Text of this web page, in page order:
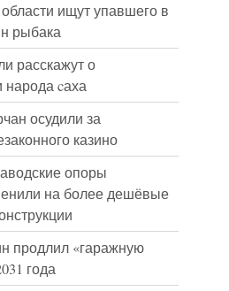
ищут упавшего в
рыбака
расскажут о
народа cаха
осудили за
казино
опоры
на более дешёвые
продлил «гаражную
года